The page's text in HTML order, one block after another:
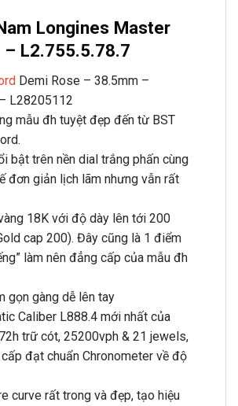
Longines Master
– L2.755.5.78.7
Demi Rose – 38.5mm –
L28205112
mẫu đh tuyệt đẹp đến từ BST
bật trên nền dial trắng phấn cùng
đơn giản lịch lãm nhưng vẫn rất
18K với độ dày lên tới 200
cap 200). Đây cũng là 1 điểm
làm nên đẳng cấp của mẫu đh
gọn gàng dễ lên tay
Caliber L888.4 mới nhất của
trữ cót, 25200vph & 21 jewels,
đạt chuẩn Chronometer về độ
curve rất trong và đẹp, tạo hiệu